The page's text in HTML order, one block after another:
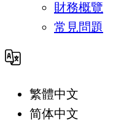
財務概覽
常見問題
繁體中文
简体中文